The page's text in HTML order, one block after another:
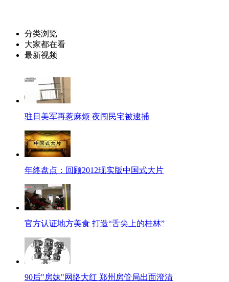
分类浏览
大家都在看
最新视频
驻日美军再惹麻烦 夜闯民宅被逮捕
年终盘点：回顾2012现实版中国式大片
官方认证地方美食 打造“舌尖上的桂林”
90后"房妹"网络大红 郑州房管局出面澄清